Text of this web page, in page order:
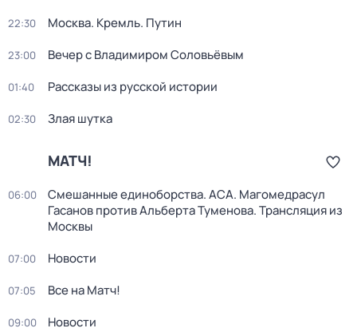
22:30 Москва. Кремль. Путин
23:00 Вечер с Владимиром Соловьёвым
01:40 Рассказы из русской истории
02:30 Злая шутка
МАТЧ!
06:00
Смешанные единоборства. ACA. Магомедрасул
Гасанов против Альберта Туменова. Трансляция из
Москвы
07:00 Новости
07:05 Все на Матч!
09:00 Новости